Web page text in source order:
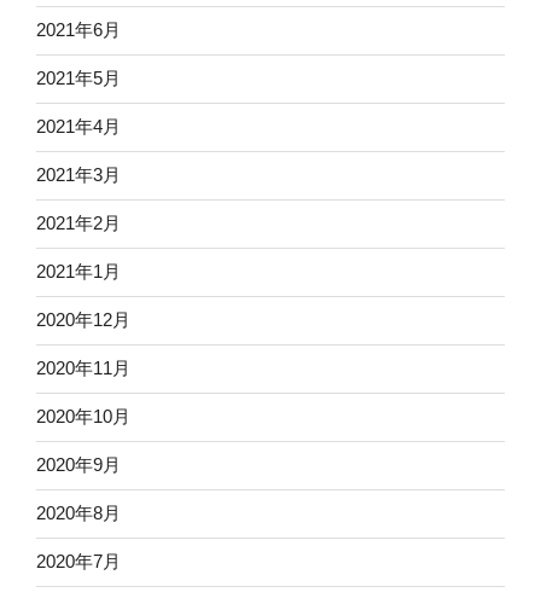
2021年6月
2021年5月
2021年4月
2021年3月
2021年2月
2021年1月
2020年12月
2020年11月
2020年10月
2020年9月
2020年8月
2020年7月